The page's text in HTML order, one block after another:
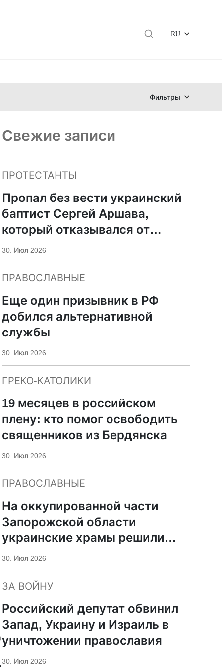
RU
Фильтры
Свежие записи
ПРОТЕСТАНТЫ
Пропал без вести украинский
баптист Сергей Аршава,
который отказывался от
мобилизации
30. Июл 2026
ПРАВОСЛАВНЫЕ
Еще один призывник в РФ
добился альтернативной
службы
30. Июл 2026
ГРЕКО-КАТОЛИКИ
19 месяцев в российском
плену: кто помог освободить
священников из Бердянска
30. Июл 2026
ПРАВОСЛАВНЫЕ
На оккупированной части
Запорожской области
украинские храмы решили
передать РПЦ
30. Июл 2026
ЗА ВОЙНУ
Российский депутат обвинил
Запад, Украину и Израиль в
уничтожении православия
30. Июл 2026